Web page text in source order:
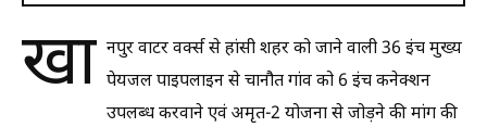
खा नपुर वाटर वर्क्स से हांसी शहर को जाने वाली 36 इंच मुख्य
पेयजल पाइपलाइन से चानौत गांव को 6 इंच कनेक्शन
उपलब्ध करवाने एवं अमृत-2 योजना से जोड़ने की मांग की